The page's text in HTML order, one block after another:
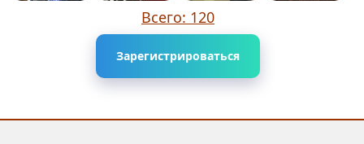
Всего: 120
Зарегистрироваться